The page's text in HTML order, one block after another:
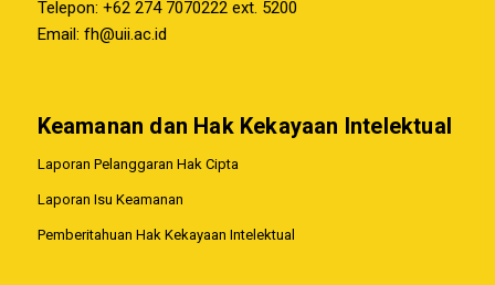
Telepon: +62 274 7070222 ext. 5200
Email: fh@uii.ac.id
Keamanan dan Hak Kekayaan Intelektual
Laporan Pelanggaran Hak Cipta
Laporan Isu Keamanan
Pemberitahuan Hak Kekayaan Intelektual